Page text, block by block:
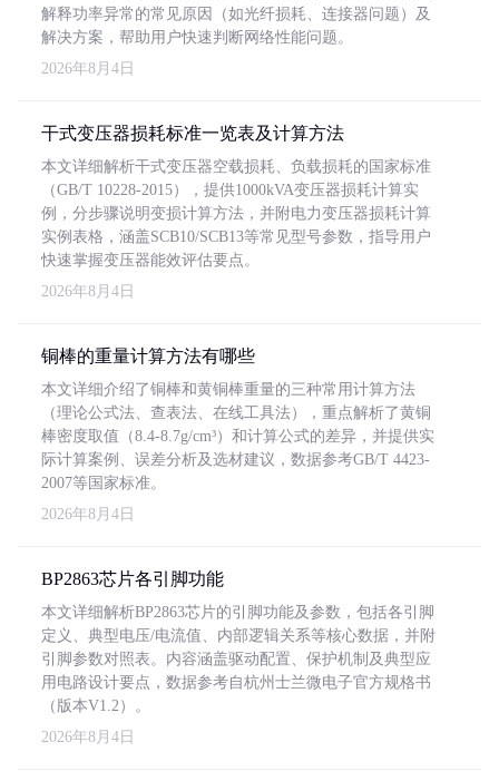
解释功率异常的常见原因（如光纤损耗、连接器问题）及
解决方案，帮助用户快速判断网络性能问题。
2026年8月4日
干式变压器损耗标准一览表及计算方法
本文详细解析干式变压器空载损耗、负载损耗的国家标准
（GB/T 10228-2015），提供1000kVA变压器损耗计算实
例，分步骤说明变损计算方法，并附电力变压器损耗计算
实例表格，涵盖SCB10/SCB13等常见型号参数，指导用户
快速掌握变压器能效评估要点。
2026年8月4日
铜棒的重量计算方法有哪些
本文详细介绍了铜棒和黄铜棒重量的三种常用计算方法
（理论公式法、查表法、在线工具法），重点解析了黄铜
棒密度取值（8.4-8.7g/cm³）和计算公式的差异，并提供实
际计算案例、误差分析及选材建议，数据参考GB/T 4423-
2007等国家标准。
2026年8月4日
BP2863芯片各引脚功能
本文详细解析BP2863芯片的引脚功能及参数，包括各引脚
定义、典型电压/电流值、内部逻辑关系等核心数据，并附
引脚参数对照表。内容涵盖驱动配置、保护机制及典型应
用电路设计要点，数据参考自杭州士兰微电子官方规格书
（版本V1.2）。
2026年8月4日